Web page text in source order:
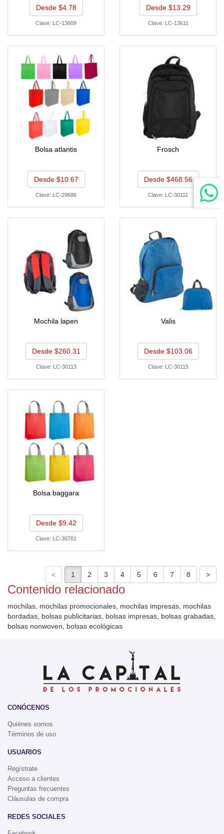
Desde $4.78
Clave: LC-13609
Desde $13.29
Clave: LC-13611
Bolsa atlantis
Desde $10.67
Clave: LC-29686
Frosch
Desde $468.56
Clave: LC-30111
Mochila lapen
Desde $260.31
Clave: LC-30113
Valis
Desde $103.06
Clave: LC-30115
Bolsa baggara
Desde $9.42
Clave: LC-30781
Contenido relacionado
mochilas, mochilas promocionales, mochilas impresas, mochilas
bordadas, bolsas publicitarias, bolsas impresas, bolsas grabadas,
bolsas nonwoven, bolsas ecológicas
CONÓCENOS
Quiénes somos
Términos de uso
USUARIOS
Regístrate
Acceso a clientes
Preguntas frecuentes
Cláusulas de compra
REDES SOCIALES